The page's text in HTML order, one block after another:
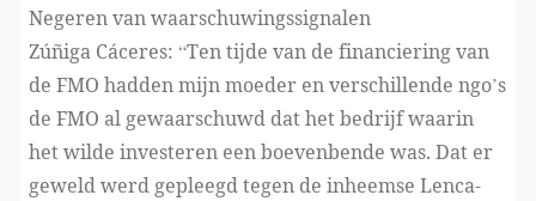
Negeren van waarschuwingssignalen
Zúñiga Cáceres: “Ten tijde van de financiering van
de FMO hadden mijn moeder en verschillende ngo’s
de FMO al gewaarschuwd dat het bedrijf waarin
het wilde investeren een boevenbende was. Dat er
geweld werd gepleegd tegen de inheemse Lenca-